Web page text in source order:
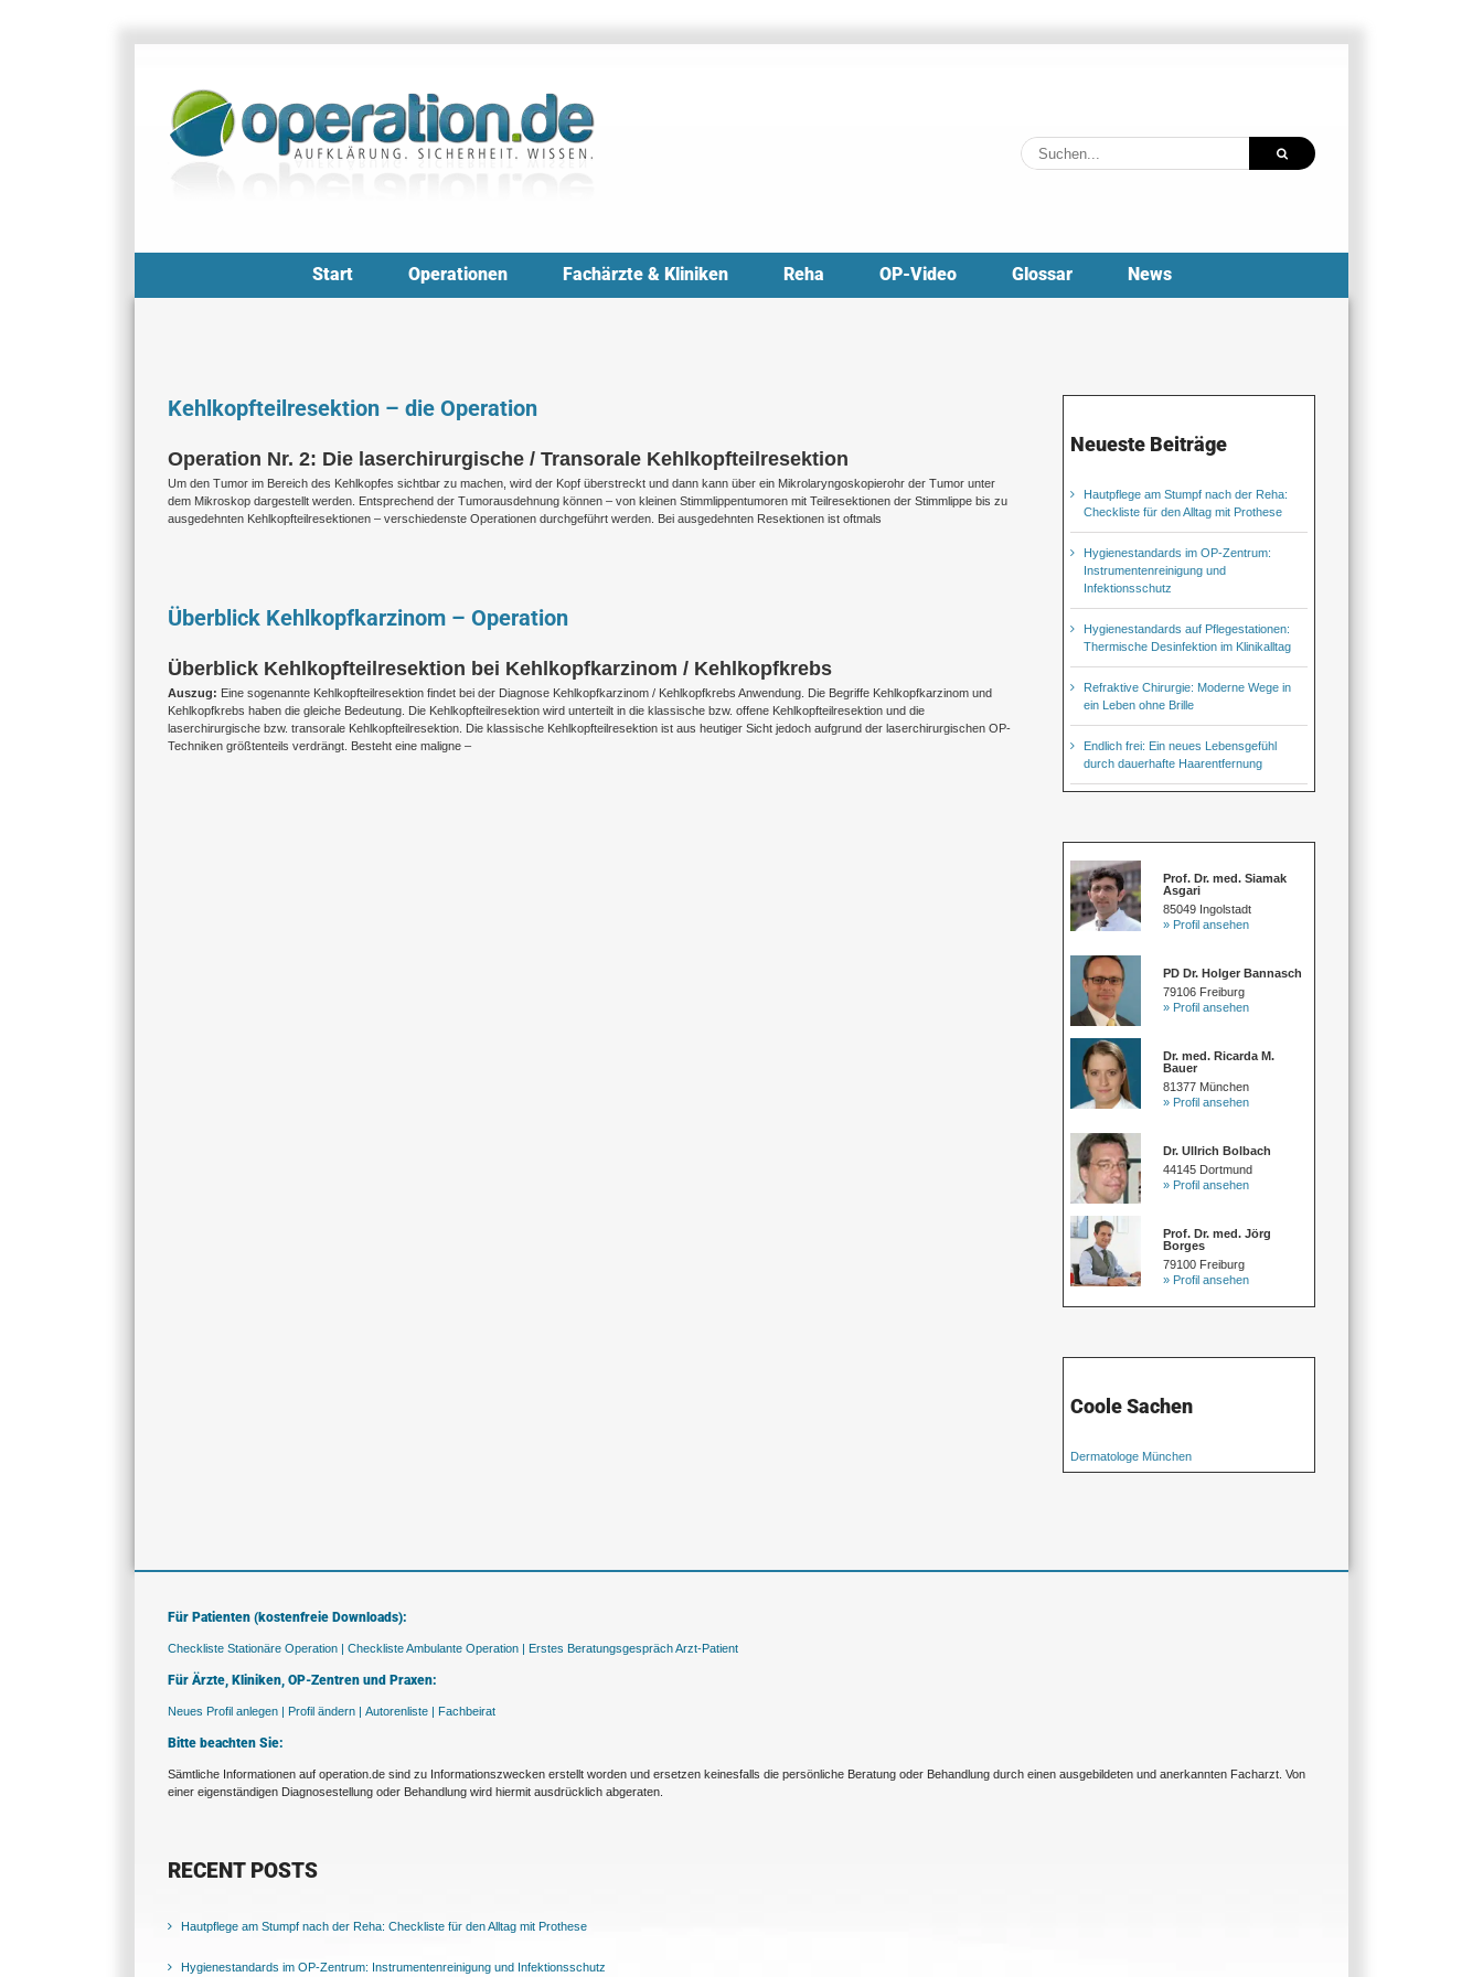
Suche
nach:
Start Operationen Fachärzte & Kliniken Reha OP-Video Glossar News
Kehlkopfteilresektion – die Operation
Operation Nr. 2: Die laserchirurgische / Transorale Kehlkopfteilresektion
Um den Tumor im Bereich des Kehlkopfes sichtbar zu machen, wird der Kopf überstreckt und dann kann über ein Mikrolaryngoskopierohr der Tumor unter
dem Mikroskop dargestellt werden. Entsprechend der Tumorausdehnung können – von kleinen Stimmlippentumoren mit Teilresektionen der Stimmlippe bis zu
ausgedehnten Kehlkopfteilresektionen – verschiedenste Operationen durchgeführt werden. Bei ausgedehnten Resektionen ist oftmals
Überblick Kehlkopfkarzinom – Operation
Überblick Kehlkopfteilresektion bei Kehlkopfkarzinom / Kehlkopfkrebs
Auszug: Eine sogenannte Kehlkopfteilresektion findet bei der Diagnose Kehlkopfkarzinom / Kehlkopfkrebs Anwendung. Die Begriffe Kehlkopfkarzinom und
Kehlkopfkrebs haben die gleiche Bedeutung. Die Kehlkopfteilresektion wird unterteilt in die klassische bzw. offene Kehlkopfteilresektion und die
laserchirurgische bzw. transorale Kehlkopfteilresektion. Die klassische Kehlkopfteilresektion ist aus heutiger Sicht jedoch aufgrund der laserchirurgischen OP-
Techniken größtenteils verdrängt. Besteht eine maligne –
Neueste Beiträge
Hautpflege am Stumpf nach der Reha:
Checkliste für den Alltag mit Prothese
Hygienestandards im OP-Zentrum:
Instrumentenreinigung und
Infektionsschutz
Hygienestandards auf Pflegestationen:
Thermische Desinfektion im Klinikalltag
Refraktive Chirurgie: Moderne Wege in
ein Leben ohne Brille
Endlich frei: Ein neues Lebensgefühl
durch dauerhafte Haarentfernung
Prof. Dr. med. Siamak
Asgari
85049 Ingolstadt
» Profil ansehen
PD Dr. Holger Bannasch
79106 Freiburg
» Profil ansehen
Dr. med. Ricarda M.
Bauer
81377 München
» Profil ansehen
Dr. Ullrich Bolbach
44145 Dortmund
» Profil ansehen
Prof. Dr. med. Jörg
Borges
79100 Freiburg
» Profil ansehen
Coole Sachen
Dermatologe München
Für Patienten (kostenfreie Downloads):
Checkliste Stationäre Operation | Checkliste Ambulante Operation | Erstes Beratungsgespräch Arzt-Patient
Für Ärzte, Kliniken, OP-Zentren und Praxen:
Neues Profil anlegen | Profil ändern | Autorenliste | Fachbeirat
Bitte beachten Sie:
Sämtliche Informationen auf operation.de sind zu Informationszwecken erstellt worden und ersetzen keinesfalls die persönliche Beratung oder Behandlung durch einen ausgebildeten und anerkannten Facharzt. Von
einer eigenständigen Diagnosestellung oder Behandlung wird hiermit ausdrücklich abgeraten.
RECENT POSTS
Hautpflege am Stumpf nach der Reha: Checkliste für den Alltag mit Prothese
Hygienestandards im OP-Zentrum: Instrumentenreinigung und Infektionsschutz